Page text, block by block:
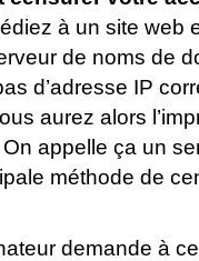
à un site web
de noms de
d’adresse IP
aurez alors
appelle ça un
méthode de
demande à